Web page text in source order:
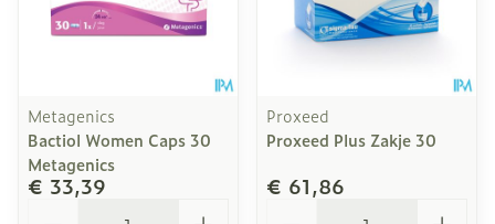
Metagenics
Bactiol Women Caps 30
Metagenics
€ 33,39
Proxeed
Proxeed Plus Zakje 30
€ 61,86